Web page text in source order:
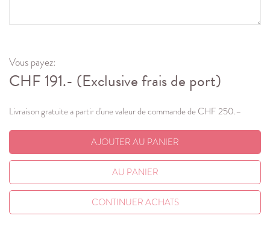
Vous payez:
CHF 191.- (Exclusive frais de port)
Livraison gratuite a partir d'une valeur de commande de CHF 250.–
AJOUTER AU PANIER
AU PANIER
CONTINUER ACHATS